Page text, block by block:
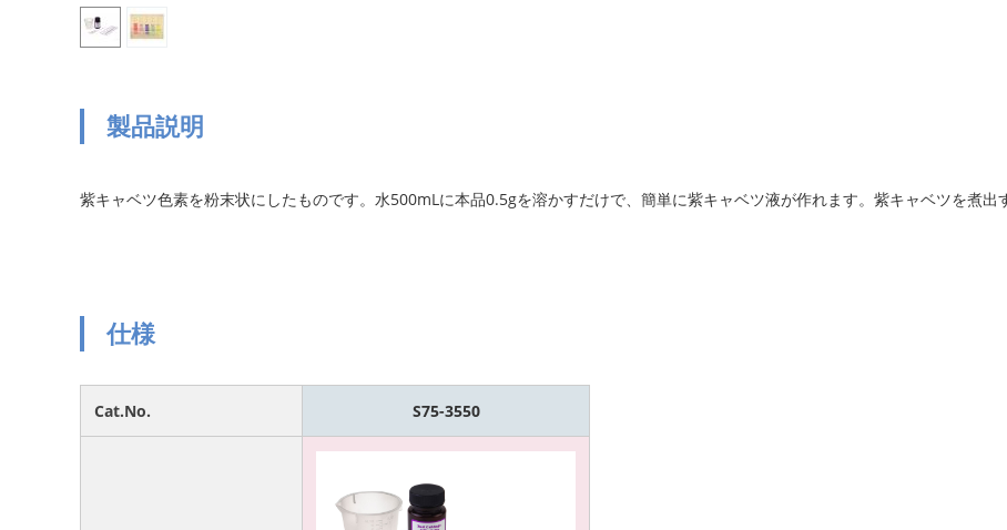
製品説明
紫キャベツ色素を粉末状にしたものです。水500mLに本品0.5gを溶かすだけで、簡単に紫キャベツ液が作れます。紫キャベツを煮出
仕様
Cat.No. S75-3550